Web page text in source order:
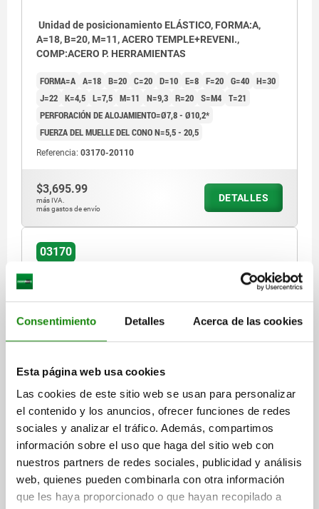
Consentimiento Detalles Acerca de las cookies
Esta página web usa cookies
Las cookies de este sitio web se usan para personalizar
el contenido y los anuncios, ofrecer funciones de redes
sociales y analizar el tráfico. Además, compartimos
información sobre el uso que haga del sitio web con
nuestros partners de redes sociales, publicidad y análisis
web, quienes pueden combinarla con otra información
que les haya proporcionado o que hayan recopilado a
Unidad de posicionamiento ELÁSTICO, FORMA:A,
A=18, B=20, M=11, ACERO TEMPLE+REVENI.,
COMP:ACERO P. HERRAMIENTAS
FORMA=A A=18 B=20 C=20 D=10 E=8 F=20 G=40 H=30
J=22 K=4,5 L=7,5 M=11 N=9,3 R=20 S=M4 T=21
PERFORACIÓN DE ALOJAMIENTO=Ø7,8 - Ø10,2*
FUERZA DEL MUELLE DEL CONO N=5,5 - 20,5
Referencia: 03170-20110
$3,695.99
más IVA.
más gastos de envío
DETALLES
03170
Unidad de posicionamiento ELÁSTICO, FORMA:B,
COMP:ACERO P. HERRAMIENTAS
FORMA=B A=15 B=15 C=15 D=7,5 E=6 F=15 G=35 H=25
J=16 K=4,5 L=3,5 M=6 N=5,4 R=15 S=M4 T=16
PERFORACIÓN DE ALOJAMIENTO=Ø3,8 - Ø5,2*
FUERZA DEL MUELLE DEL CONO N=6,4 - 19,3
Referencia: 03170-15061